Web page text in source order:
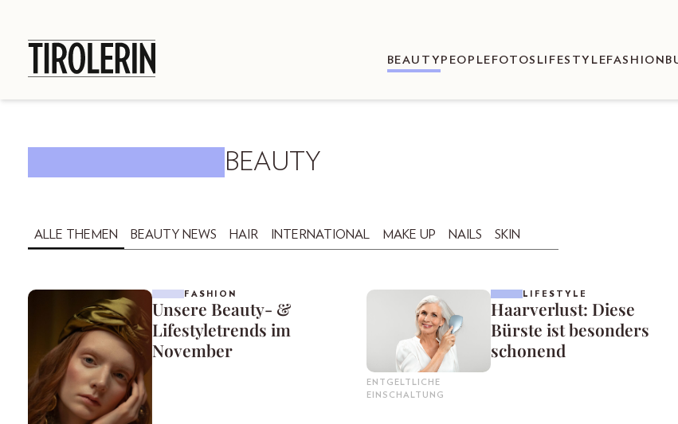
BEAUTY PEOPLE FOTOS LIFESTYLE FASHION
BEAUTY
ALLE THEMEN BEAUTY NEWS HAIR INTERNATIONAL MAKE UP NAILS SKIN
FASHION
Unsere Beauty- &
Lifestyletrends im
November
ENTGELTLICHE
EINSCHALTUNG
LIFESTYLE
Haarverlust: Diese
Bürste ist besonders
schonend